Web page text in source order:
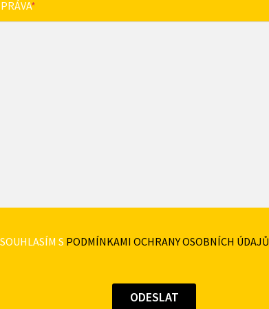
*
SOUHLASÍM S PODMÍNKAMI OCHRANY OSOBNÍCH ÚDAJŮ